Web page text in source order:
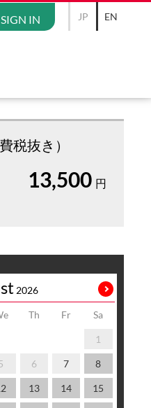
SIGN IN JP EN
税抜き）
13,500 円
2026
Th Fr Sa
1
6 7 8
13 14 15